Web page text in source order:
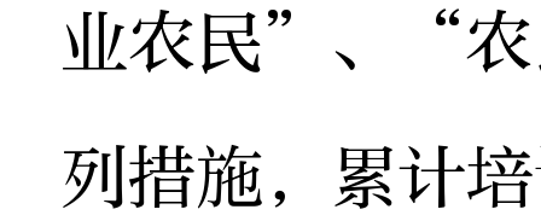
业农民”、“农
列措施，累计